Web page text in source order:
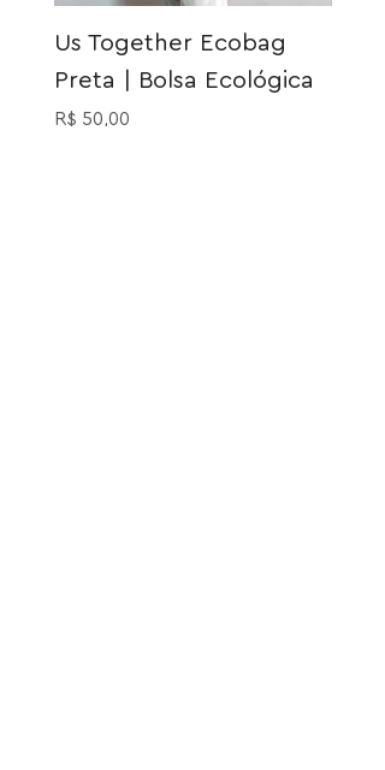
Us Together Ecobag
Preta | Bolsa Ecológica
Preço
R$ 50,00